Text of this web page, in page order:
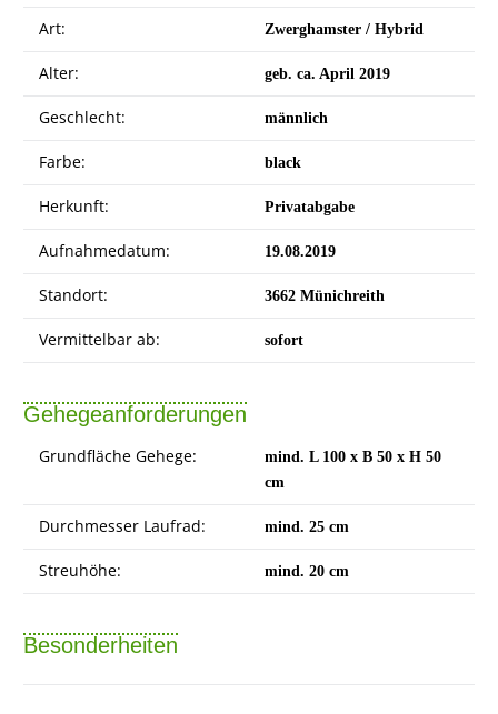
Art: Zwerghamster / Hybrid
Alter: geb. ca. April 2019
Geschlecht: männlich
Farbe: black
Herkunft: Privatabgabe
Aufnahmedatum: 19.08.2019
Standort: 3662 Münichreith
Vermittelbar ab: sofort
Gehegeanforderungen
Grundfläche Gehege:
mind. L 100 x B 50 x H 50
cm
Durchmesser Laufrad: mind. 25 cm
Streuhöhe: mind. 20 cm
Besonderheiten